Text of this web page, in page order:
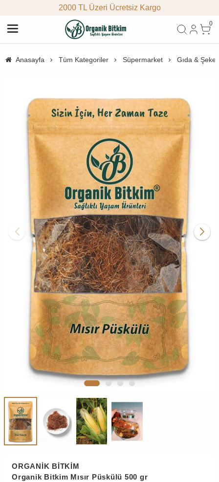
2000 TL Üzeri Ücretsiz Kargo
0
Anasayfa Tüm Kategoriler Süpermarket Gıda &
ORGANİK BİTKİM
Organik Bitkim Mısır Püskülü 500 gr